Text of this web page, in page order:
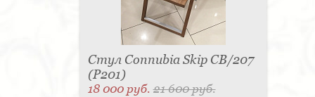
Стул Connubia Skip CB/207
(Р201)
18 000 руб.21 600 руб.